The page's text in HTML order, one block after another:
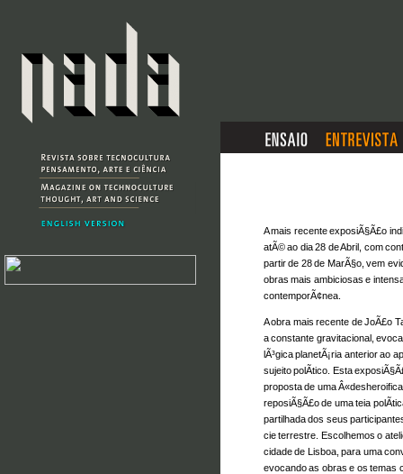
A mais recente exposiÃ§Ã£o
atÃ© ao dia 28 de Abril, com
partir de 28 de MarÃ§o, vem
obras mais ambiciosas e
contemporÃ¢nea.
A obra mais recente de JoÃ£o
a constante gravitacional,
lÃ³gica planetÃ¡ria anterior ao
sujeito polÃ­tico. Esta
proposta de uma
reposiÃ§Ã£o de uma teia
partilhada dos seus
cie terrestre. Escolhemos o
cidade de Lisboa, para uma
evocando as obras e os temas